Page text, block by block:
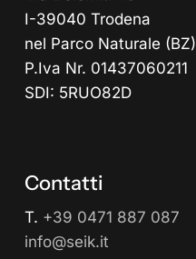
I-39040 Trodena
nel Parco Naturale (BZ)
P.Iva Nr. 01437060211
SDI: 5RUO82D
Contatti
T. +39 0471 887 087
info@seik.it